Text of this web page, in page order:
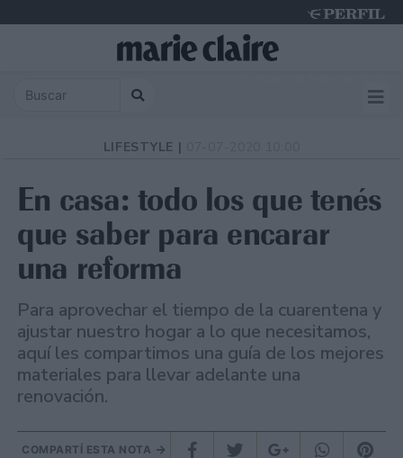
LIFESTYLE |
En casa: todo los que tenés
que saber para encarar
una reforma
Para aprovechar el tiempo de la cuarentena y
ajustar nuestro hogar a lo que necesitamos,
aquí les compartimos una guía de los mejores
materiales para llevar adelante una
renovación.
COMPARTÍ ESTA NOTA